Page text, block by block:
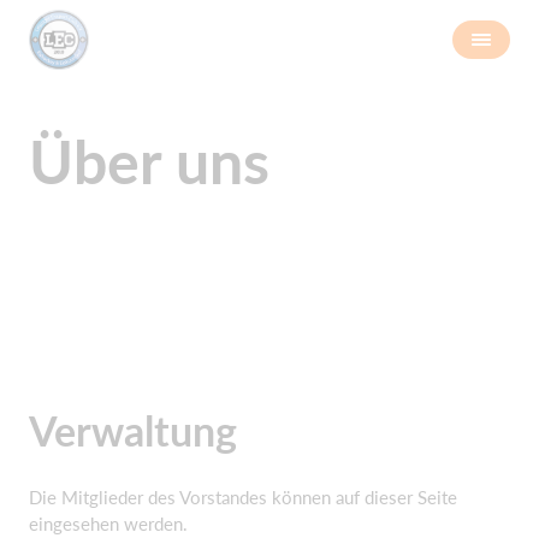
Über uns
Verwaltung
Die Mitglieder des Vorstandes können auf dieser Seite
eingesehen werden.